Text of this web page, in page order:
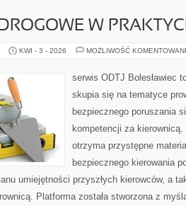
W
KWI - 3 - 2026 MOŻLIWOŚĆ
serwis ODTJ Bolesławiec
skupia się na tematyce
bezpiecznego poruszania
kompetencji za
otrzyma przystępne
bezpiecznego kierowania
umiejętności przyszłych kierowców, a
Platforma została stworzona z